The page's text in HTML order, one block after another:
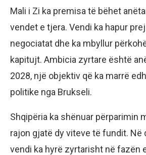
Mali i Zi ka premisa të bëhet
vendet e tjera. Vendi ka hapur
negociatat dhe ka mbyllur
kapitujt. Ambicia zyrtare është
2028, një objektiv që ka marrë
politike nga Brukseli.
Shqipëria ka shënuar përparimin
rajon gjatë dy viteve të fundit. Në
vendi ka hyrë zyrtarisht në fazën